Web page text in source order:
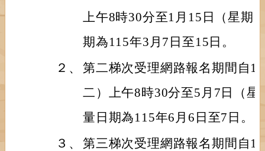
上午8時30分至1月15日（星期
期為115年3月7日至15日。
２、 第二梯次受理網路報名期間自
二）上午8時30分至5月7日（
量日期為115年6月6日至7日。
３、 第三梯次受理網路報名期間自